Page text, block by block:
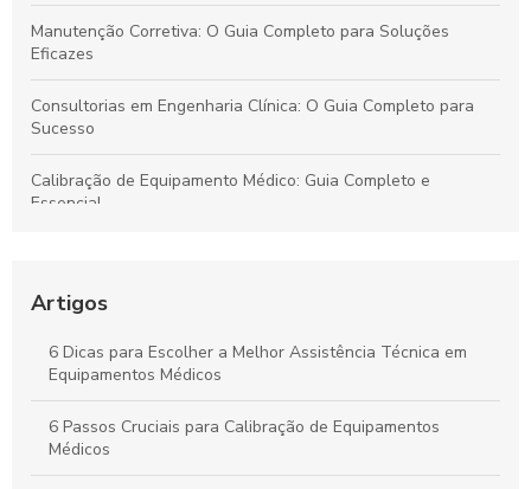
Manutenção Corretiva: O Guia Completo para Soluções
Eficazes
Consultorias em Engenharia Clínica: O Guia Completo para
Sucesso
Calibração de Equipamento Médico: Guia Completo e
Essencial
Conhecer
Consultorias em Engenharia Clínica: O Guia Completo para
Iniciantes
Artigos
6 Dicas para Escolher a Melhor Assistência Técnica em
Equipamentos Médicos
6 Passos Cruciais para Calibração de Equipamentos
Médicos